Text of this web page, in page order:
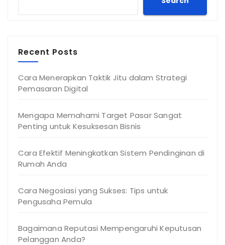
Recent Posts
Cara Menerapkan Taktik Jitu dalam Strategi
Pemasaran Digital
Mengapa Memahami Target Pasar Sangat
Penting untuk Kesuksesan Bisnis
Cara Efektif Meningkatkan Sistem Pendinginan di
Rumah Anda
Cara Negosiasi yang Sukses: Tips untuk
Pengusaha Pemula
Bagaimana Reputasi Mempengaruhi Keputusan
Pelanggan Anda?